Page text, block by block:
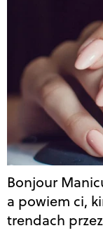
Bonjour
a powiem ci,
trendach